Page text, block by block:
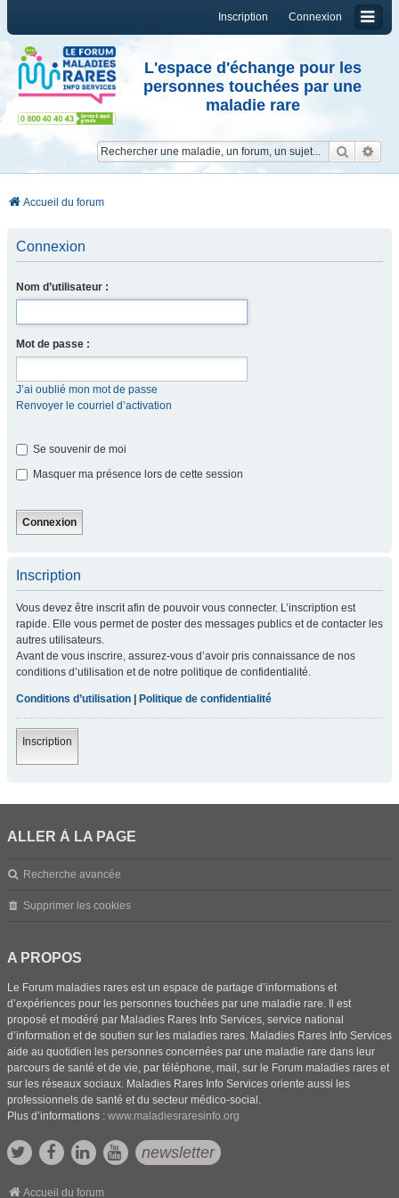
Connexion
Inscription
L'espace d'échange pour les
personnes touchées par une
maladie rare
Accueil du forum
Connexion
Nom d’utilisateur :
Mot de passe :
J’ai oublié mon mot de passe
Renvoyer le courriel d’activation
Se souvenir de moi
Masquer ma présence lors de cette session
Inscription
Vous devez être inscrit afin de pouvoir vous connecter. L’inscription est
rapide. Elle vous permet de poster des messages publics et de contacter les
autres utilisateurs.
Avant de vous inscrire, assurez-vous d’avoir pris connaissance de nos
conditions d’utilisation et de notre politique de confidentialité.
Conditions d’utilisation Politique de confidentialité
Inscription
ALLER À LA PAGE
Recherche avancée
Supprimer les cookies
A PROPOS
Le Forum maladies rares est un espace de partage d’informations et
d’expériences pour les personnes touchées par une maladie rare. Il est
proposé et modéré par Maladies Rares Info Services, service national
d’information et de soutien sur les maladies rares. Maladies Rares Info Services
aide au quotidien les personnes concernées par une maladie rare dans leur
parcours de santé et de vie, par téléphone, mail, sur le Forum maladies rares et
sur les réseaux sociaux. Maladies Rares Info Services oriente aussi les
professionnels de santé et du secteur médico-social.
Plus d’informations : www.maladiesraresinfo.org
newsletter
Accueil du forum